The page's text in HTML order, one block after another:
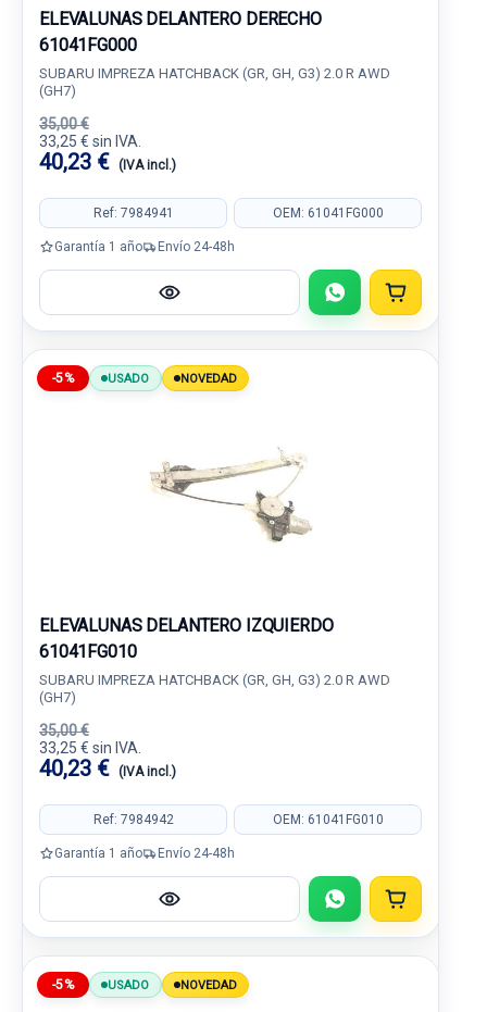
ELEVALUNAS DELANTERO DERECHO
61041FG000
SUBARU IMPREZA HATCHBACK (GR, GH, G3) 2.0 R AWD
(GH7)
35,00 €
33,25 € sin IVA.
40,23 € (IVA incl.)
Ref: 7984941 OEM: 61041FG000
Garantía 1 año Envío 24-48h
-5% USADO NOVEDAD
ELEVALUNAS DELANTERO IZQUIERDO
61041FG010
SUBARU IMPREZA HATCHBACK (GR, GH, G3) 2.0 R AWD
(GH7)
35,00 €
33,25 € sin IVA.
40,23 € (IVA incl.)
Ref: 7984942 OEM: 61041FG010
Garantía 1 año Envío 24-48h
-5% USADO NOVEDAD